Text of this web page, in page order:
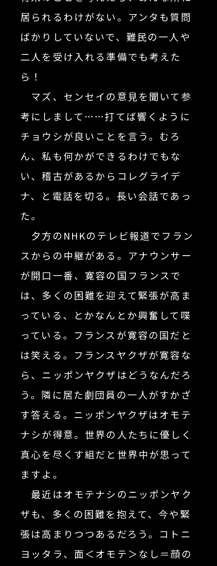
居られるわけがない。アンタも質問
ばかりしていないで、難民の一人や
二人を受け入れる準備でも考えた
ら！
マズ、センセイの意見を聞いて参
考にしまして……打てば響くように
チョウシが良いことを言う。むろ
ん、私も何かができるわけでもな
い、稽古があるからコレグライデ
ナ、と電話を切る。長い会話であっ
た。
夕方のNHKのテレビ報道でフラン
スからの中継がある。アナウンサー
が開口一番、寛容の国フランスで
は、多くの困難を迎えて緊張が高ま
っている、とかなんとか興奮して喋
っている。フランスが寛容の国だと
は笑える。フランスヤクザが寛容な
ら、ニッポンヤクザはどうなんだろ
う。隣に居た劇団員の一人がすかざ
す答える。ニッポンヤクザはオモテ
ナシが得意。世界の人たちに優しく
真心を尽くす組だと世界中が思って
ますよ。
最近はオモテナシのニッポンヤク
ザも、多くの困難を抱えて、今や緊
張は高まりつつあるだろう。コトニ
ヨッタラ、面＜オモテ＞なし＝顔の